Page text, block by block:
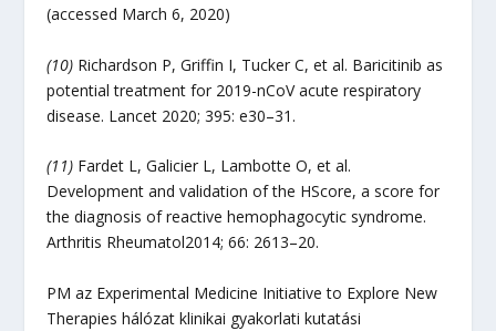
(accessed March 6, 2020)
(10) Richardson P, Griffin I, Tucker C, et al. Baricitinib as
potential treatment for 2019-nCoV acute respiratory
disease. Lancet 2020; 395: e30–31.
(11) Fardet L, Galicier L, Lambotte O, et al.
Development and validation of the HScore, a score for
the diagnosis of reactive hemophagocytic syndrome.
Arthritis Rheumatol2014; 66: 2613–20.
PM az Experimental Medicine Initiative to Explore New
Therapies hálózat klinikai gyakorlati kutatási